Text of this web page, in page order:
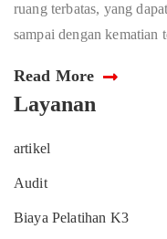
ruang terbatas, yang
sampai dengan kematian
Read More
Layanan
artikel
Audit
Biaya Pelatihan K3